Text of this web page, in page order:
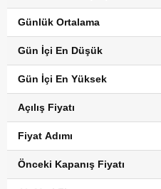
Günlük Ortalama
Gün İçi En Düşük
Gün İçi En Yüksek
Açılış Fiyatı
Fiyat Adımı
Önceki Kapanış Fiyatı